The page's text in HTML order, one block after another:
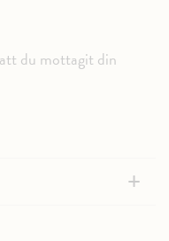
du mottagit din
+